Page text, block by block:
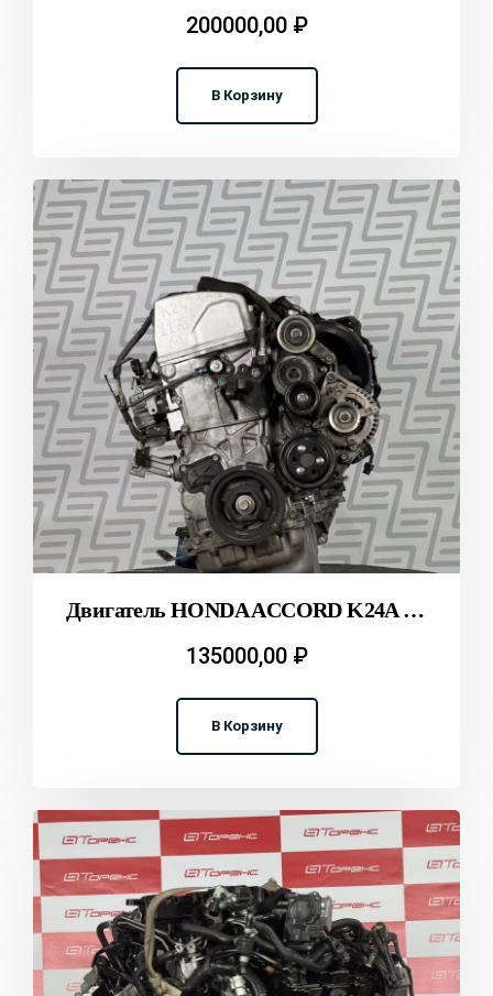
200000,00 ₽
В Корзину
Двигатель HONDA ACCORD K24A CU2 T2311785
135000,00 ₽
В Корзину